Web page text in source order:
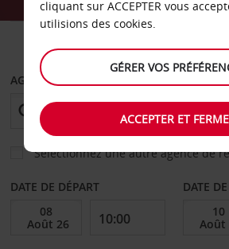
AGENCE DE DÉPART
Sélectionnez une autre agence de
DATE DE DÉPART DATE
cliquant sur ACCEPTER vous
utilisions des cookies.
GÉRER VOS
ACCEPTER ET